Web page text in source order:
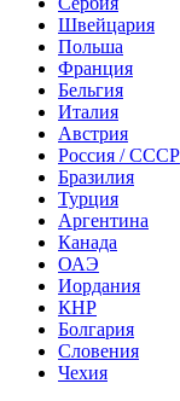
Швейцария
Польша
Франция
Бельгия
Италия
Австрия
Россия / СССР
Бразилия
Турция
Аргентина
Канада
ОАЭ
Иордания
КНР
Болгария
Словения
Чехия